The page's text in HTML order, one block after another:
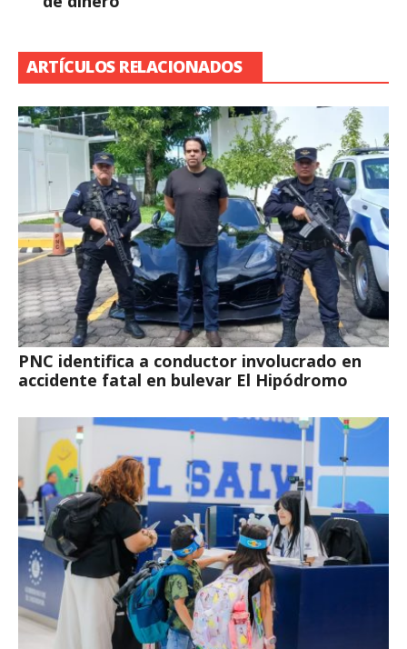
ARTÍCULOS RELACIONADOS
PNC identifica a conductor involucrado en
accidente fatal en bulevar El Hipódromo